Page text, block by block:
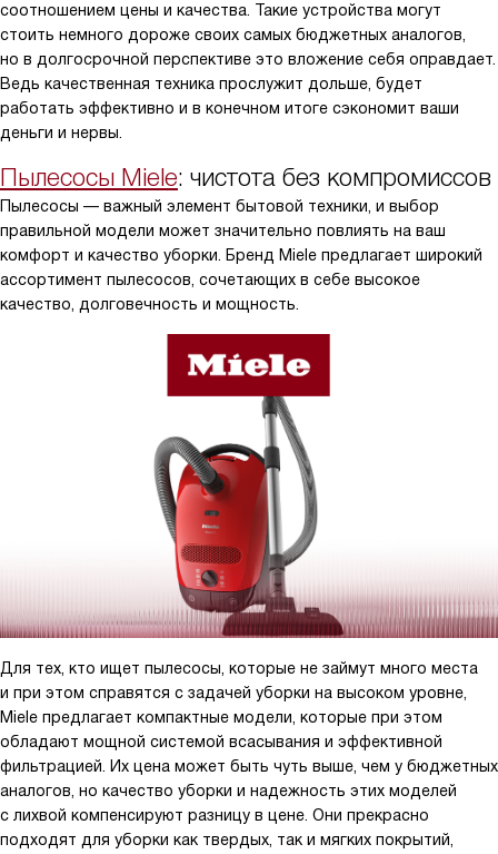
соотношением цены и качества. Такие устройства могут
стоить немного дороже своих самых бюджетных аналогов,
но в долгосрочной перспективе это вложение себя оправдает.
Ведь качественная техника прослужит дольше, будет
работать эффективно и в конечном итоге сэкономит ваши
деньги и нервы.
Пылесосы Miele: чистота без компромиссов
Пылесосы — важный элемент бытовой техники, и выбор
правильной модели может значительно повлиять на ваш
комфорт и качество уборки. Бренд Miele предлагает широкий
ассортимент пылесосов, сочетающих в себе высокое
качество, долговечность и мощность.
Для тех, кто ищет пылесосы, которые не займут много места
и при этом справятся с задачей уборки на высоком уровне,
Miele предлагает компактные модели, которые при этом
обладают мощной системой всасывания и эффективной
фильтрацией. Их цена может быть чуть выше, чем у бюджетных
аналогов, но качество уборки и надежность этих моделей
с лихвой компенсируют разницу в цене. Они прекрасно
подходят для уборки как твердых, так и мягких покрытий,